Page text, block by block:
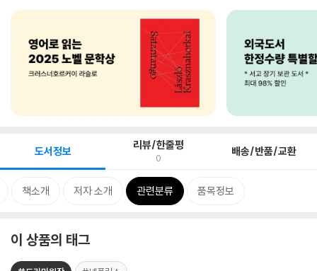
도서정보 리뷰/한줄평
0 배송/반품/교환
책소개 저자 소개 관련분류 품목정보
이 상품의 태그